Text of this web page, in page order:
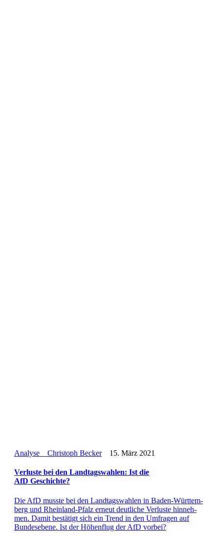
Analyse Christoph Becker15. März 2021
Ver­luste bei den Land­tags­wah­len: Ist die
AfD Geschichte?
Die AfD musste bei den Land­tags­wah­len in Baden-Wür­t­­te­m­­
berg und Rhein­­land-Pfalz erneut deut­li­che Ver­luste hin­neh­
men. Damit bestä­tigt sich ein Trend in den Umfra­gen auf
Bun­des­ebene. Ist der Höhen­flug der AfD vorbei?